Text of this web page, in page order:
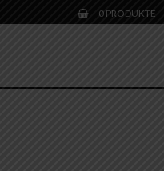
0 PRODUKTE